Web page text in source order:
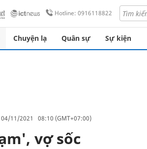
Hotline: 0916118822
Chuyện lạ Quân sự Sự kiện
04/11/2021 08:10 (GMT+07:00)
vợ sốc